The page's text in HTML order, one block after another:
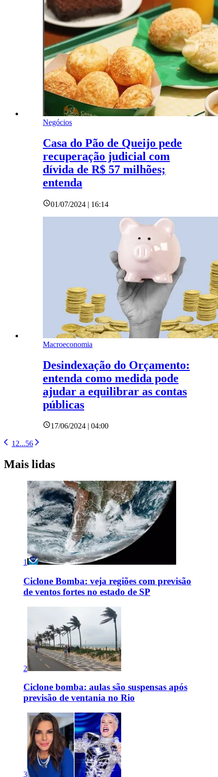
Negócios
Casa do Pão de Queijo pede
recuperação judicial com
dívida de R$ 57 milhões;
entenda
01/07/2024 | 16:14
Macroeconomia
Desindexação do Orçamento:
entenda como medida pode
ajudar a equilibrar as contas
públicas
17/06/2024 | 04:00
12...56
Mais lidas
1
Ciclone Bomba: veja regiões com previsão
de ventos fortes no estado de SP
2
Ciclone bomba: aulas são suspensas após
previsão de ventania no Rio
3